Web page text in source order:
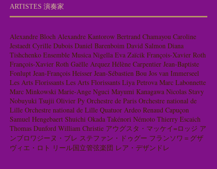
ARTISTES 演奏家
Alexandre Bloch Alexandre Kantorow Bertrand Chamayou Caroline
Jestaedt Cyrille Dubois Daniel Barenboim David Salmon Diana
Tishchenko Ensemble Musica Nigella Eva Zaïcik François-Xavier Roth
François-Xavier Roth Gaëlle Arquez Hélène Carpentier Jean-Baptiste
Fonlupt Jean-François Heisser Jean-Sébastien Bou Jos van Immerseel
Les Arts Florissants Les Arts Florissants Liya Petrova Marc Labonnette
Marc Minkowski Marie-Ange Nguci Mayumi Kanagawa Nicolas Stavy
Nobuyuki Tsujii Olivier Py Orchestre de Paris Orchestre national de
Lille Orchestre national de Lille Quatuor Ardeo Renaud Capuçon
Samuel Hengebaert Shuichi Okada Takénori Némoto Thierry Escaich
Thomas Dunford William Christie アウグスタ・マッケイ=ロッジ ア
ンブロワジーヌ・ブレ ステファン・ドゥグー フランソワ＝グザ
ヴィエ・ロト リール国立管弦楽団 レア・デザンドレ